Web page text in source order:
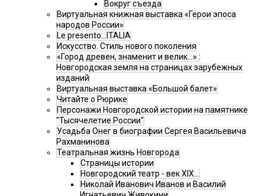
Вокруг съезда
Виртуальная книжная выставка «Герои эпоса
народов России»
Le presento...ITALIA
Искусство. Стиль нового поколения
«Город древен, знаменит и велик…» :
Новгородская земля на страницах зарубежных
изданий
Виртуальная выставка «Большой балет»
Читайте о Рюрике
Персонажи Новгородской истории на памятнике
"Тысячелетие России"
Усадьба Онег в биографии Сергея Васильевича
Рахманинова
Театральная жизнь Новгорода
Страницы истории
Новгородский театр - век XIX…
Николай Иванович Иванов и Василий